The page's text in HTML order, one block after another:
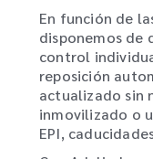
En función de
disponemos de
control
reposición
actualizado sin
inmovilizado o
EPI,